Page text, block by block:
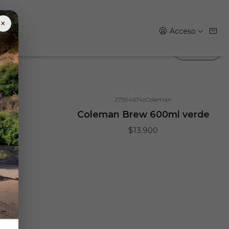
×
Acceso
27594674|Coleman
Coleman Brew 600ml verde
$13.900
D